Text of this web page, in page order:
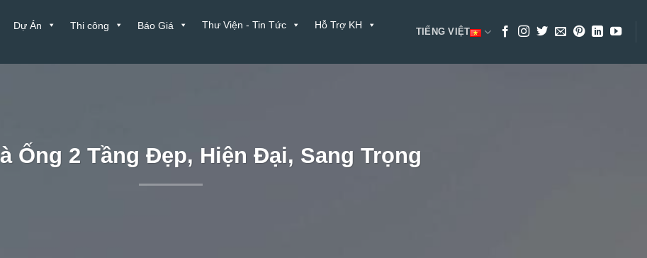
Dự Án Thi công Báo Giá Thư Viện - Tin Tức Hỗ Trợ KH
TIẾNG VIỆT
Ống 2 Tầng Đẹp, Hiện Đại, Sang Trọng